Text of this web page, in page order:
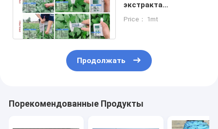
экстракта
NODOSUM
Price： 1mt
Продолжать
Порекомендованные Продукты